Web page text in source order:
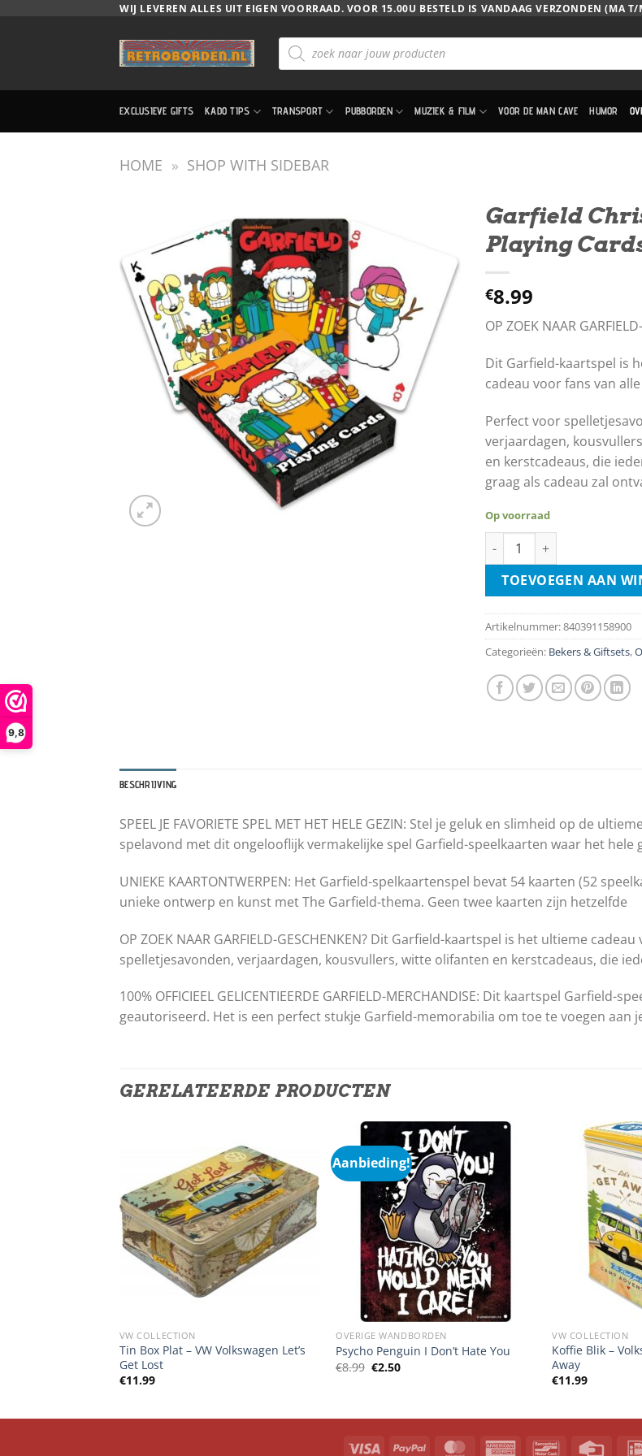
9,8
WIJ LEVEREN ALLES UIT EIGEN VOORRAAD. VOOR 15.00U BESTELD IS VANDAAG VERZONDEN (MA T/
Producten
zoeken
EXCLUSIEVE GIFTS KADO TIPS TRANSPORT PUBBORDEN MUZIEK & FILM VOOR DE MAN CAVE HUMOR
HOME » SHOP WITH SIDEBAR
Garfield
Playing
€8.99
OP ZOEK NAAR
Dit Garfield-kaartspel is
cadeau voor fans van
Perfect voor
verjaardagen,
en kerstcadeaus, die
graag als cadeau zal
Op voorraad
Garfield Christmas - Playing
TOEVOEGEN AAN
Artikelnummer:840391158900
Categorieën: Bekers & Giftsets,
BESCHRIJVING
SPEEL JE FAVORIETE SPEL MET HET HELE GEZIN: Stel je geluk en slimheid op de
spelavond met dit ongelooflijk vermakelijke spel Garfield-speelkaarten waar het hele
UNIEKE KAARTONTWERPEN: Het Garfield-spelkaartenspel bevat 54 kaarten (52
unieke ontwerp en kunst met The Garfield-thema. Geen twee kaarten zijn hetzelfde
OP ZOEK NAAR GARFIELD-GESCHENKEN? Dit Garfield-kaartspel is het ultieme
spelletjesavonden, verjaardagen, kousvullers, witte olifanten en kerstcadeaus, die
100% OFFICIEEL GELICENTIEERDE GARFIELD-MERCHANDISE: Dit kaartspel
geautoriseerd. Het is een perfect stukje Garfield-memorabilia om toe te voegen aan
GERELATEERDE PRODUCTEN
VW COLLECTION
Tin Box Plat – VW Volkswagen Let’s
Get Lost
€11.99
Aanbieding!
OVERIGE WANDBORDEN
Psycho Penguin I Don’t Hate You
€8.99 Oorspronkelijke
€2.50Huidige
VW COLLECTION
Koffie Blik –
Away
€11.99